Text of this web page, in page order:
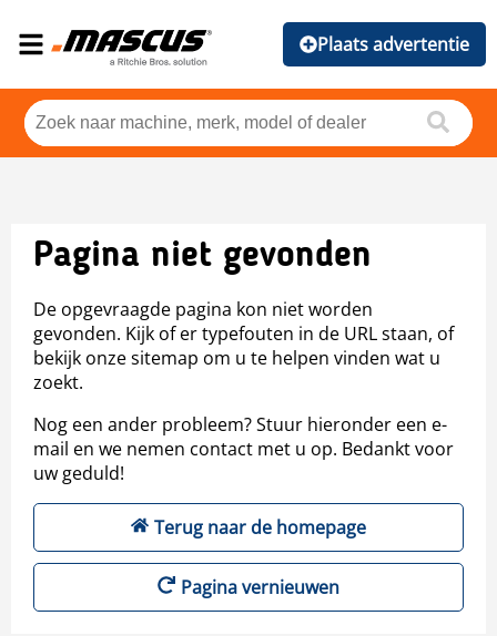
Plaats advertentie
Pagina niet gevonden
De opgevraagde pagina kon niet worden
gevonden. Kijk of er typefouten in de URL staan, of
bekijk onze sitemap om u te helpen vinden wat u
zoekt.
Nog een ander probleem? Stuur hieronder een e-
mail en we nemen contact met u op. Bedankt voor
uw geduld!
Terug naar de homepage
Pagina vernieuwen